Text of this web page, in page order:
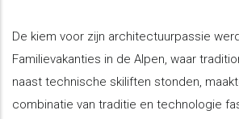
De kiem voor zijn architectuurpassie
Familievakanties in de Alpen, waar
naast technische skiliften stonden,
combinatie van traditie en technologie